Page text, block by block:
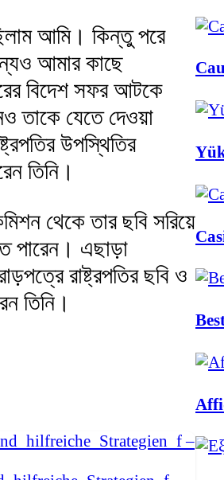
আমি। কিন্তু পরে
আমার কাছে
বিদেশ সফর আটকে
তাকে যেতে দেওয়া
উপস্থিতির
তিনি।
থেকে তার ছবি সরিয়ে
পারেন। এছাড়া
রাষ্ট্রপতির ছবি ও
তিনি।